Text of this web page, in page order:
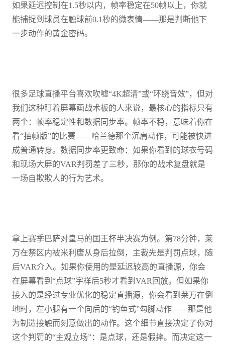
如果延迟控制在1.5秒以内，帧率稳定在50帧以上，你就
能捕捉到球员在触球前0.1秒的微表情——那是判断他下
一步动作的黄金密码。
很多足球直播平台喜欢吹嘘“4K超清”或“环绕音效”，但对
我们这种盯着屏幕画战术板的人来说，最核心的指标只有
两个：帧率稳定性和数据同步率。帧率不稳，意味着你在
看“抽帧版”的比赛——哈兰德那个沉肩动作，可能被快进
成普通转身。数据同步率更致命：如果你看到的球衣号码
和现场大屏的VAR判罚差了三秒，那你的战术复盘就是
一场自欺欺人的行为艺术。
拿上赛季巴萨对皇马的国王杯半决赛为例。第78分钟，莱
万在禁区内被米利唐从身后拉倒，主裁先是判罚点球，随
后VAR介入。如果你使用的是延迟较高的直播源，你会
在屏幕看到“点球”字样后5秒才看到VAR回放。但如果你
接入的是经过专业优化的稳定直播源，你会看到莱万在倒
地时，左小腿有一个向后的“钓鱼式”勾脚动作——那是他
为制造接触而刻意做出的动作。这个细节直接决定了你对
这个判罚的“主观立场”：是点球，还是假摔。而决定这一